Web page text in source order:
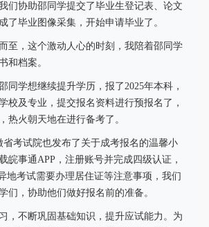
们协助邵同学提交了毕业生登记表、论文
了毕业图像采集，开始申请毕业了。
至，这个激动人心的时刻，我陪着邵同学
和档案。
同学想继续提升学历，报了2025年本科，
校及专业，提交报名资料进行预报名了，
热火朝天地在进行备考了。
省考试院也发布了关于成考报名的温馨小
皖事通APP，注册账号并完成四级认证，
地考试需要办理居住证等注意事项，我们
们，协助他们做好报名前的准备。
，不断巩固基础知识，提升应试能力。为